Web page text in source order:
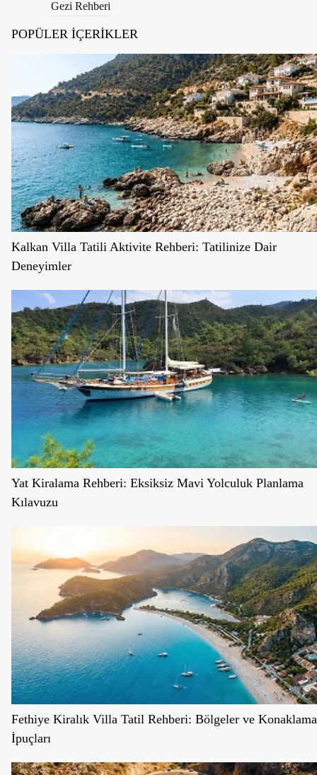
Gezi Rehberi
POPÜLER İÇERİKLER
Kalkan Villa Tatili Aktivite Rehberi: Tatilinize Dair
Deneyimler
Yat Kiralama Rehberi: Eksiksiz Mavi Yolculuk Planlama
Kılavuzu
Fethiye Kiralık Villa Tatil Rehberi: Bölgeler ve Konaklama
İpuçları